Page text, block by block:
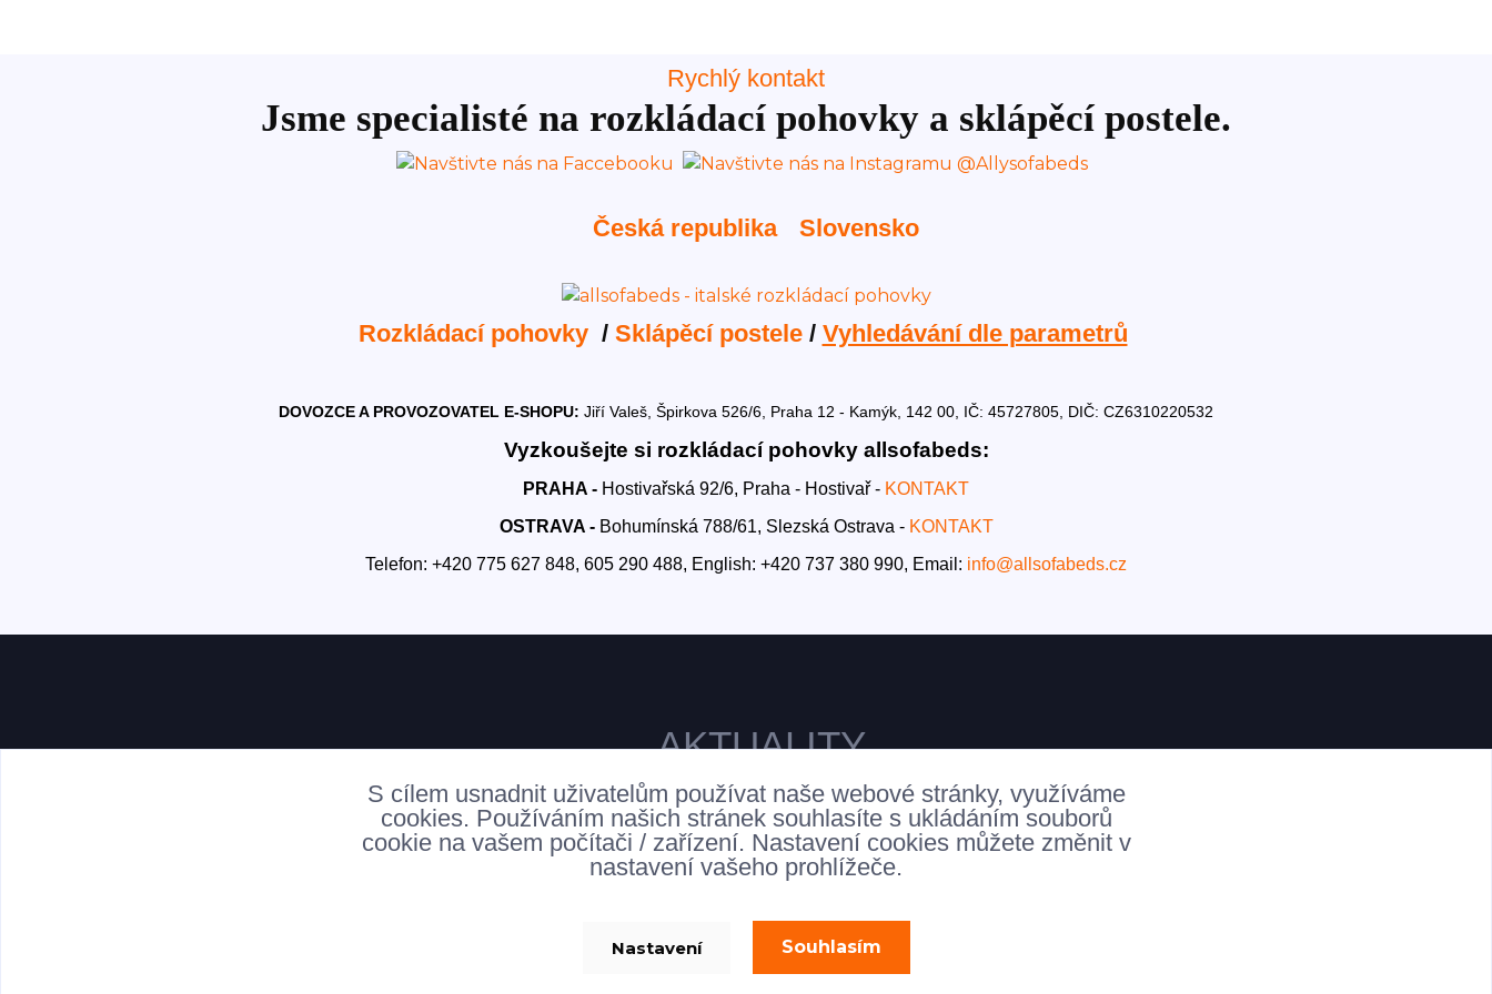
Rychlý kontakt
Jsme specialisté na rozkládací pohovky a sklápěcí postele.
Česká republika Slovensko
Rozkládací pohovky / Sklápěcí postele/ Vyhledávání dle parametrů
DOVOZCE A PROVOZOVATEL E-SHOPU: Jiří Valeš, Špirkova 526/6, Praha 12 - Kamýk, 142 00, IČ: 45727805, DIČ: CZ6310220532
Vyzkoušejte si rozkládací pohovky allsofabeds:
PRAHA - Hostivařská 92/6, Praha - Hostivař - KONTAKT
OSTRAVA - Bohumínská 788/61, Slezská Ostrava - KONTAKT
Telefon: +420 775 627 848, 605 290 488, English: +420 737 380 990, Email: info@allsofabeds.cz
AKTUALITY
S cílem usnadnit uživatelům používat naše webové stránky, využíváme
cookies. Používáním našich stránek souhlasíte s ukládáním souborů
cookie na vašem počítači / zařízení. Nastavení cookies můžete změnit v
nastavení vašeho prohlížeče.
Nastavení Souhlasím